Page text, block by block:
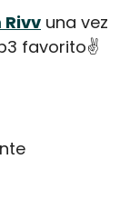
una vez
favorito✌️